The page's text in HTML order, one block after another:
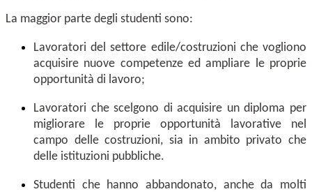
La maggior parte degli studenti sono:
Lavoratori del settore edile/costruzioni che vogliono
acquisire nuove competenze ed ampliare le proprie
opportunità di lavoro;
Lavoratori che scelgono di acquisire un diploma per
migliorare le proprie opportunità lavorative nel
campo delle costruzioni, sia in ambito privato che
delle istituzioni pubbliche.
Studenti che hanno abbandonato, anche da molti